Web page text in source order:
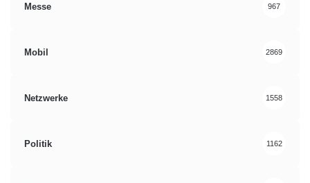
Messe 967
Mobil 2869
Netzwerke 1558
Politik 1162